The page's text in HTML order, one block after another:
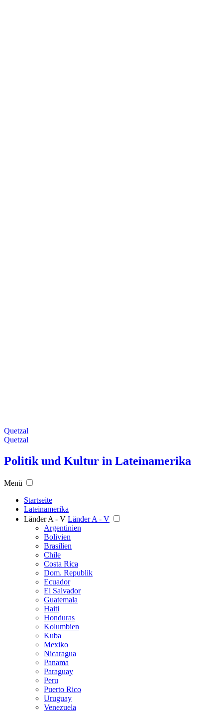
Quetzal
Quetzal
Politik und Kultur in Lateinamerika
Menü
Startseite
Lateinamerika
Länder A - V Länder A - V
Argentinien
Bolivien
Brasilien
Chile
Costa Rica
Dom. Republik
Ecuador
El Salvador
Guatemala
Haiti
Honduras
Kolumbien
Kuba
Mexiko
Nicaragua
Panama
Paraguay
Peru
Puerto Rico
Uruguay
Venezuela